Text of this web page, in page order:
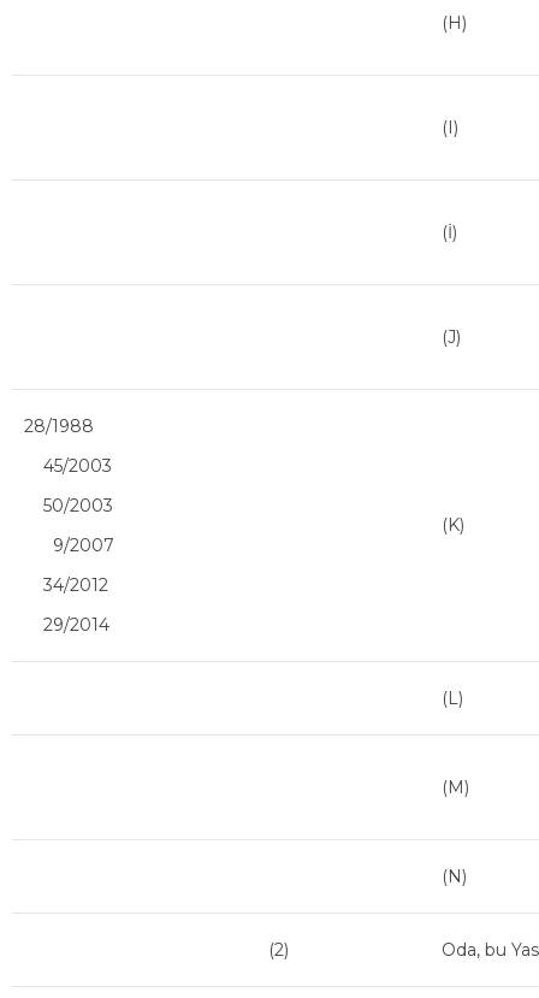
(H)
(I)
(İ)
(J)
28/1988
45/2003
50/2003
9/2007
34/2012
29/2014
(K)
(L)
(M)
(N)
(2) Oda, bu